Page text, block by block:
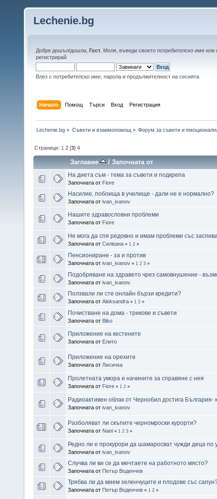
Lechenie.bg
Добре дошъл/дошла, Гост . Моля, въведи своето потребителско име или
регистрирай
Влез с потребителско име, парола и продължителност на сесията
Начало Помощ Търси Вход Регистрация
Lechenie.bg » Съвети и взаимопомощ » Форум за съвети и
Страници: 1 2 [3]4
Заглавие /Започната от
На диета съм - тема за съвети и подкрепа
Започната от Fiore
Насилие, побоища в училище - дали не е нормално?
Започната от ivan_ivanov
Нашите здравословни проблеми
Започната от Fiore
Не мога да спя редовно и имам проблеми със
Започната от Силвана « 1 2 »
Пенсиониране - за и против
Започната от ivan_ivanov « 1 2 3 »
Подобряване на здравето чрез самовнушение -
Започната от ivan_ivanov
Ползвали ли сте онлайн бързи кредити?
Започната от Aleksandra « 1 2 »
Почистване на дома - трикове и съвети
Започната от Biko
Приложение на кестените
Започната от Елито
Приложение на орехите
Започната от Лисичка
Пролетната умора и начините за справяне с нея
Започната от Fiore « 1 2 »
Радиоактивен облак от Чернобил достига България-
Започната от ivan_ivanov
Разболяват ли скъпите черномроски курорти?
Започната от Nani « 1 2 3 »
Редно ли е прокурори да шамаросват чужди деца по
Започната от ivan_ivanov
Случва ли ви се да мечтаете на работното място?
Започната от Петър Воденчев
Трябва ли да мием зеленчуците и плодове със
Започната от Петър Воденчев « 1 2 »